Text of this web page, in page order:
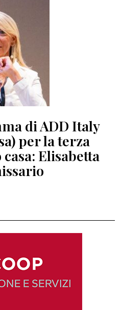
di ADD Italy
per la terza
Elisabetta